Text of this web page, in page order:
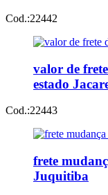
Cod.:22442
valor de
estado
Cod.:22443
frete
Juquitiba